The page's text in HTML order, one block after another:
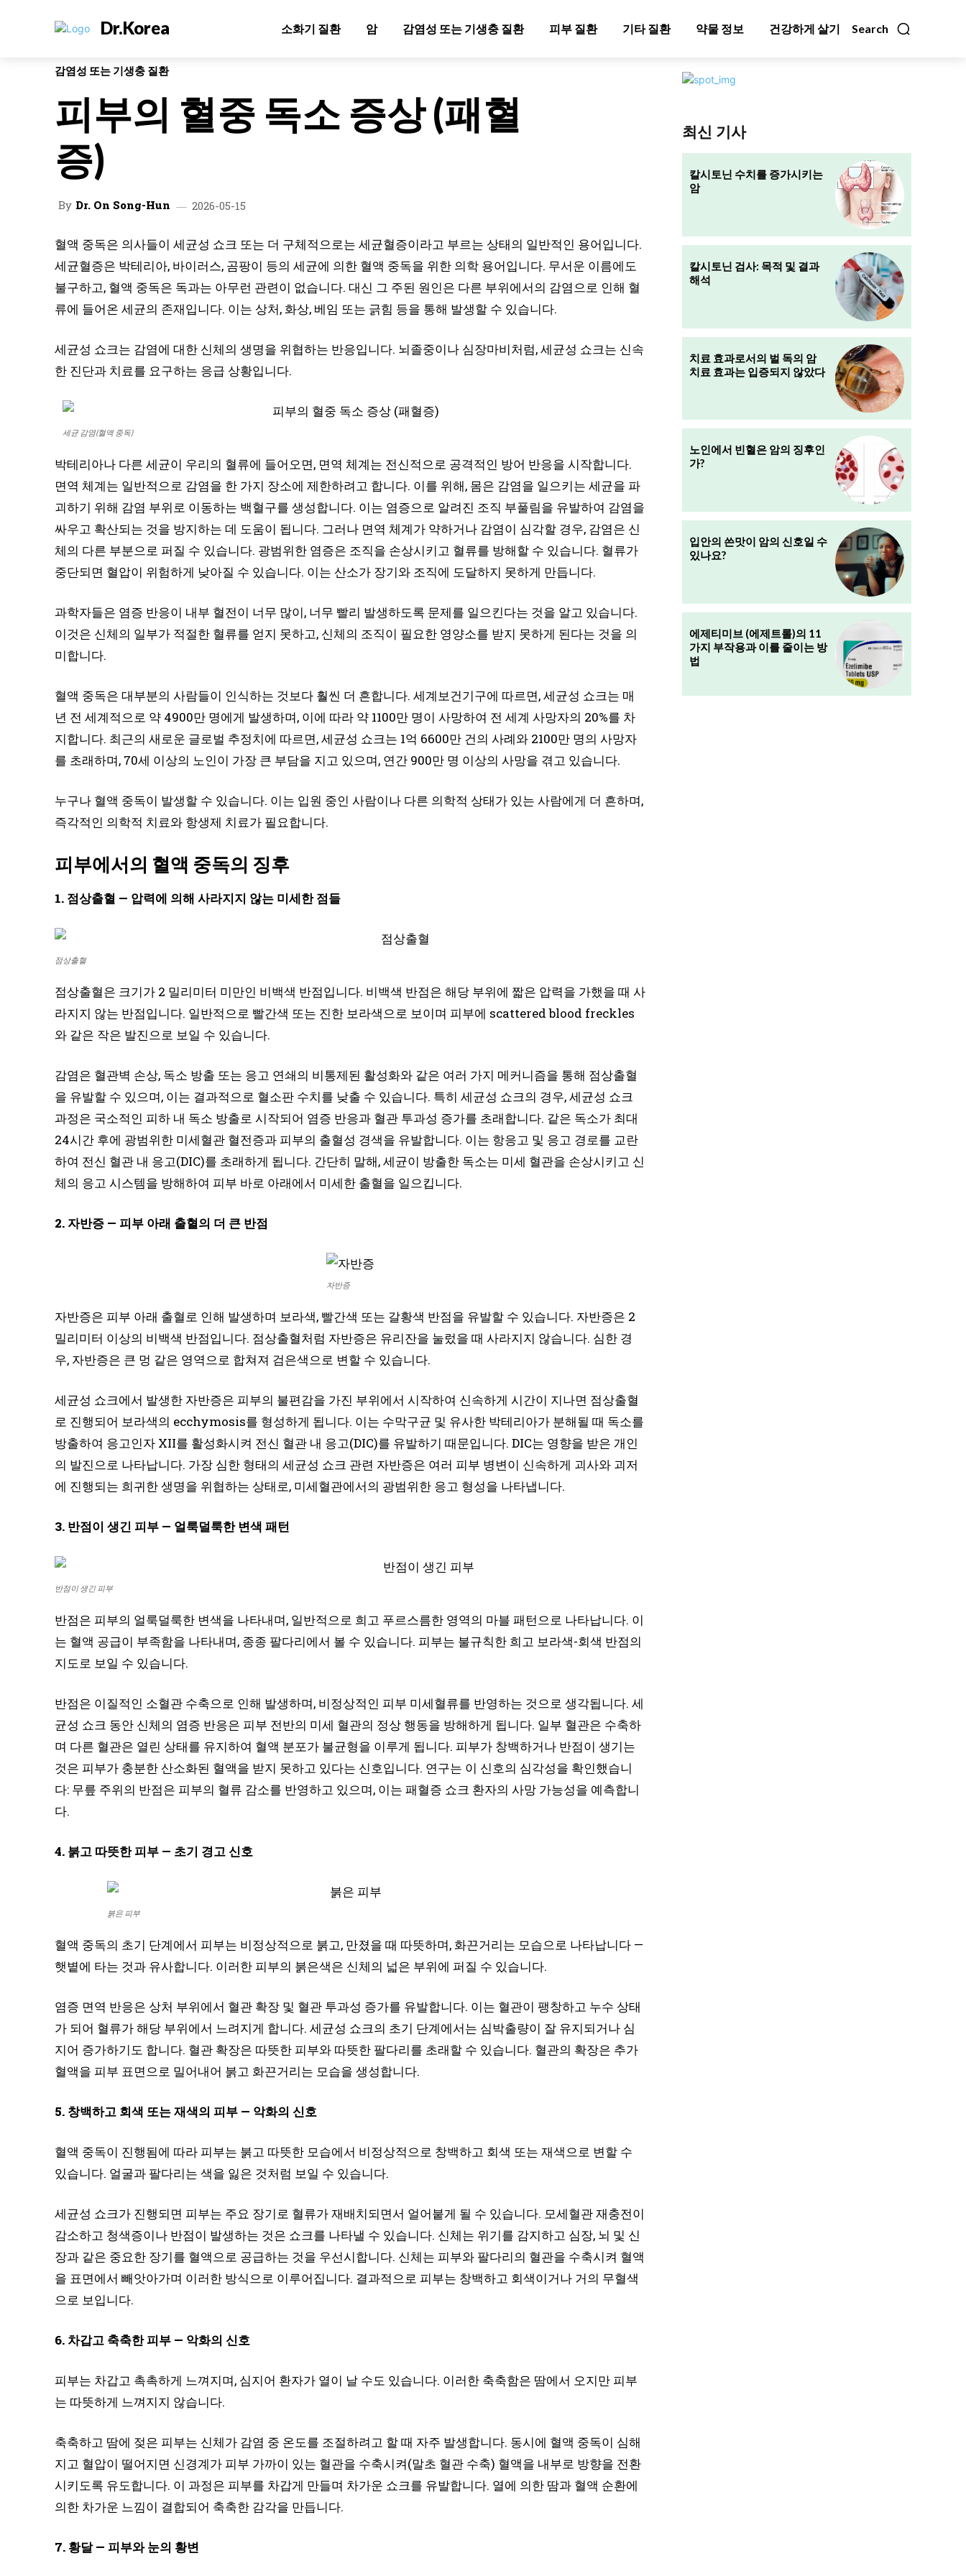
Dr.Korea Search
소화기 질환 암 감염성 또는 기생충 질환 피부 질환 기타 질환 약물 정보 건강하게 살기
감염성 또는 기생충 질환
피부의 혈중 독소 증상 (패혈
증)
By Dr. On Song-Hun 2026-05-15
혈액 중독은 의사들이 세균성 쇼크 또는 더 구체적으로는 세균혈증이라고 부르는 상태의 일반적인 용어입니다.
세균혈증은 박테리아, 바이러스, 곰팡이 등의 세균에 의한 혈액 중독을 위한 의학 용어입니다. 무서운 이름에도
불구하고, 혈액 중독은 독과는 아무런 관련이 없습니다. 대신 그 주된 원인은 다른 부위에서의 감염으로 인해 혈
류에 들어온 세균의 존재입니다. 이는 상처, 화상, 베임 또는 긁힘 등을 통해 발생할 수 있습니다.
세균성 쇼크는 감염에 대한 신체의 생명을 위협하는 반응입니다. 뇌졸중이나 심장마비처럼, 세균성 쇼크는 신속
한 진단과 치료를 요구하는 응급 상황입니다.
세균 감염(혈액 중독)
박테리아나 다른 세균이 우리의 혈류에 들어오면, 면역 체계는 전신적으로 공격적인 방어 반응을 시작합니다.
면역 체계는 일반적으로 감염을 한 가지 장소에 제한하려고 합니다. 이를 위해, 몸은 감염을 일으키는 세균을 파
괴하기 위해 감염 부위로 이동하는 백혈구를 생성합니다. 이는 염증으로 알려진 조직 부풀림을 유발하여 감염을
싸우고 확산되는 것을 방지하는 데 도움이 됩니다. 그러나 면역 체계가 약하거나 감염이 심각할 경우, 감염은 신
체의 다른 부분으로 퍼질 수 있습니다. 광범위한 염증은 조직을 손상시키고 혈류를 방해할 수 있습니다. 혈류가
중단되면 혈압이 위험하게 낮아질 수 있습니다. 이는 산소가 장기와 조직에 도달하지 못하게 만듭니다.
과학자들은 염증 반응이 내부 혈전이 너무 많이, 너무 빨리 발생하도록 문제를 일으킨다는 것을 알고 있습니다.
이것은 신체의 일부가 적절한 혈류를 얻지 못하고, 신체의 조직이 필요한 영양소를 받지 못하게 된다는 것을 의
미합니다.
혈액 중독은 대부분의 사람들이 인식하는 것보다 훨씬 더 흔합니다. 세계보건기구에 따르면, 세균성 쇼크는 매
년 전 세계적으로 약 4900만 명에게 발생하며, 이에 따라 약 1100만 명이 사망하여 전 세계 사망자의 20%를 차
지합니다. 최근의 새로운 글로벌 추정치에 따르면, 세균성 쇼크는 1억 6600만 건의 사례와 2100만 명의 사망자
를 초래하며, 70세 이상의 노인이 가장 큰 부담을 지고 있으며, 연간 900만 명 이상의 사망을 겪고 있습니다.
누구나 혈액 중독이 발생할 수 있습니다. 이는 입원 중인 사람이나 다른 의학적 상태가 있는 사람에게 더 흔하며,
즉각적인 의학적 치료와 항생제 치료가 필요합니다.
피부에서의 혈액 중독의 징후
1. 점상출혈 — 압력에 의해 사라지지 않는 미세한 점들
점상출혈
점상출혈은 크기가 2 밀리미터 미만인 비백색 반점입니다. 비백색 반점은 해당 부위에 짧은 압력을 가했을 때 사
라지지 않는 반점입니다. 일반적으로 빨간색 또는 진한 보라색으로 보이며 피부에 scattered blood freckles
와 같은 작은 발진으로 보일 수 있습니다.
감염은 혈관벽 손상, 독소 방출 또는 응고 연쇄의 비통제된 활성화와 같은 여러 가지 메커니즘을 통해 점상출혈
을 유발할 수 있으며, 이는 결과적으로 혈소판 수치를 낮출 수 있습니다. 특히 세균성 쇼크의 경우, 세균성 쇼크
과정은 국소적인 피하 내 독소 방출로 시작되어 염증 반응과 혈관 투과성 증가를 초래합니다. 같은 독소가 최대
24시간 후에 광범위한 미세혈관 혈전증과 피부의 출혈성 경색을 유발합니다. 이는 항응고 및 응고 경로를 교란
하여 전신 혈관 내 응고(DIC)를 초래하게 됩니다. 간단히 말해, 세균이 방출한 독소는 미세 혈관을 손상시키고 신
체의 응고 시스템을 방해하여 피부 바로 아래에서 미세한 출혈을 일으킵니다.
2. 자반증 — 피부 아래 출혈의 더 큰 반점
자반증
자반증은 피부 아래 출혈로 인해 발생하며 보라색, 빨간색 또는 갈황색 반점을 유발할 수 있습니다. 자반증은 2
밀리미터 이상의 비백색 반점입니다. 점상출혈처럼 자반증은 유리잔을 눌렀을 때 사라지지 않습니다. 심한 경
우, 자반증은 큰 멍 같은 영역으로 합쳐져 검은색으로 변할 수 있습니다.
세균성 쇼크에서 발생한 자반증은 피부의 불편감을 가진 부위에서 시작하여 신속하게 시간이 지나면 점상출혈
로 진행되어 보라색의 ecchymosis를 형성하게 됩니다. 이는 수막구균 및 유사한 박테리아가 분해될 때 독소를
방출하여 응고인자 XII를 활성화시켜 전신 혈관 내 응고(DIC)를 유발하기 때문입니다. DIC는 영향을 받은 개인
의 발진으로 나타납니다. 가장 심한 형태의 세균성 쇼크 관련 자반증은 여러 피부 병변이 신속하게 괴사와 괴저
에 진행되는 희귀한 생명을 위협하는 상태로, 미세혈관에서의 광범위한 응고 형성을 나타냅니다.
3. 반점이 생긴 피부 — 얼룩덜룩한 변색 패턴
반점이 생긴 피부
반점은 피부의 얼룩덜룩한 변색을 나타내며, 일반적으로 희고 푸르스름한 영역의 마블 패턴으로 나타납니다. 이
는 혈액 공급이 부족함을 나타내며, 종종 팔다리에서 볼 수 있습니다. 피부는 불규칙한 희고 보라색-회색 반점의
지도로 보일 수 있습니다.
반점은 이질적인 소혈관 수축으로 인해 발생하며, 비정상적인 피부 미세혈류를 반영하는 것으로 생각됩니다. 세
균성 쇼크 동안 신체의 염증 반응은 피부 전반의 미세 혈관의 정상 행동을 방해하게 됩니다. 일부 혈관은 수축하
며 다른 혈관은 열린 상태를 유지하여 혈액 분포가 불균형을 이루게 됩니다. 피부가 창백하거나 반점이 생기는
것은 피부가 충분한 산소화된 혈액을 받지 못하고 있다는 신호입니다. 연구는 이 신호의 심각성을 확인했습니
다: 무릎 주위의 반점은 피부의 혈류 감소를 반영하고 있으며, 이는 패혈증 쇼크 환자의 사망 가능성을 예측합니
다.
4. 붉고 따뜻한 피부 — 초기 경고 신호
붉은 피부
혈액 중독의 초기 단계에서 피부는 비정상적으로 붉고, 만졌을 때 따뜻하며, 화끈거리는 모습으로 나타납니다 —
햇볕에 타는 것과 유사합니다. 이러한 피부의 붉은색은 신체의 넓은 부위에 퍼질 수 있습니다.
염증 면역 반응은 상처 부위에서 혈관 확장 및 혈관 투과성 증가를 유발합니다. 이는 혈관이 팽창하고 누수 상태
가 되어 혈류가 해당 부위에서 느려지게 합니다. 세균성 쇼크의 초기 단계에서는 심박출량이 잘 유지되거나 심
지어 증가하기도 합니다. 혈관 확장은 따뜻한 피부와 따뜻한 팔다리를 초래할 수 있습니다. 혈관의 확장은 추가
혈액을 피부 표면으로 밀어내어 붉고 화끈거리는 모습을 생성합니다.
5. 창백하고 회색 또는 재색의 피부 — 악화의 신호
혈액 중독이 진행됨에 따라 피부는 붉고 따뜻한 모습에서 비정상적으로 창백하고 회색 또는 재색으로 변할 수
있습니다. 얼굴과 팔다리는 색을 잃은 것처럼 보일 수 있습니다.
세균성 쇼크가 진행되면 피부는 주요 장기로 혈류가 재배치되면서 얼어붙게 될 수 있습니다. 모세혈관 재충전이
감소하고 청색증이나 반점이 발생하는 것은 쇼크를 나타낼 수 있습니다. 신체는 위기를 감지하고 심장, 뇌 및 신
장과 같은 중요한 장기를 혈액으로 공급하는 것을 우선시합니다. 신체는 피부와 팔다리의 혈관을 수축시켜 혈액
을 표면에서 빼앗아가며 이러한 방식으로 이루어집니다. 결과적으로 피부는 창백하고 회색이거나 거의 무혈색
으로 보입니다.
6. 차갑고 축축한 피부 — 악화의 신호
피부는 차갑고 촉촉하게 느껴지며, 심지어 환자가 열이 날 수도 있습니다. 이러한 축축함은 땀에서 오지만 피부
는 따뜻하게 느껴지지 않습니다.
축축하고 땀에 젖은 피부는 신체가 감염 중 온도를 조절하려고 할 때 자주 발생합니다. 동시에 혈액 중독이 심해
지고 혈압이 떨어지면 신경계가 피부 가까이 있는 혈관을 수축시켜(말초 혈관 수축) 혈액을 내부로 방향을 전환
시키도록 유도합니다. 이 과정은 피부를 차갑게 만들며 차가운 쇼크를 유발합니다. 열에 의한 땀과 혈액 순환에
의한 차가운 느낌이 결합되어 축축한 감각을 만듭니다.
7. 황달 — 피부와 눈의 황변
최신 기사
칼시토닌 수치를 증가시키는
암
칼시토닌 검사: 목적 및 결과
해석
치료 효과로서의 벌 독의 암
치료 효과는 입증되지 않았다
노인에서 빈혈은 암의 징후인
가?
입안의 쓴맛이 암의 신호일 수
있나요?
에제티미브 (에제트롤)의 11
가지 부작용과 이를 줄이는 방
법